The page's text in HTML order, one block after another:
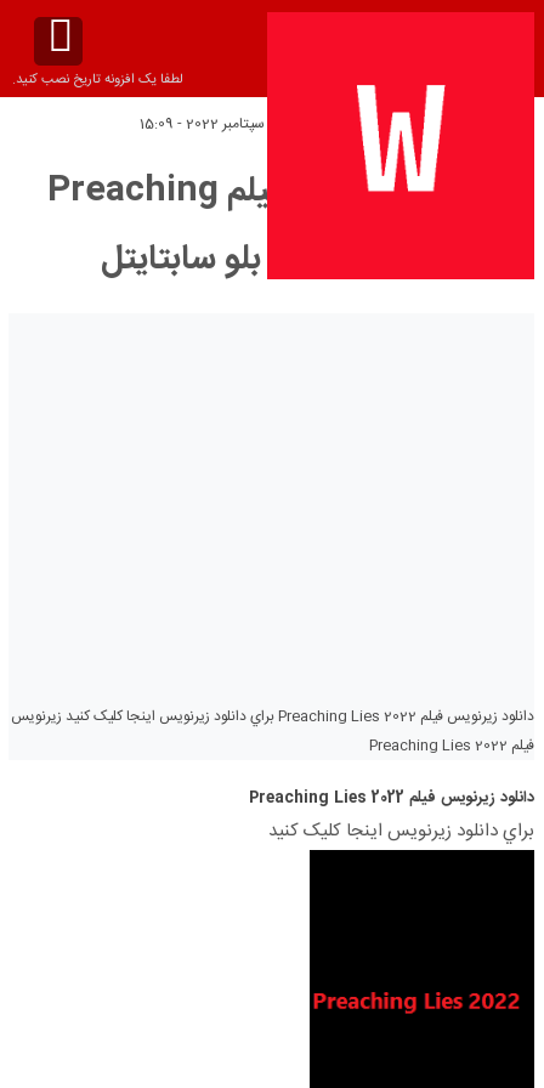
لطفا یک افزونه تاریخ نصب کنید.
تاریخ انتشار:
دانلود زیرنویس فیلم Preaching
دانلود زیرنویس فیلم Preaching Lies 2022 براي دانلود زيرنويس اينجا کليک کنيد زیرنویس
فیلم Preaching Lies 2022
دانلود زیرنویس فیلم Preaching Lies 2022
براي دانلود زيرنويس اينجا کليک کنيد